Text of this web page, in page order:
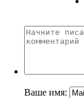
Ваше имя: